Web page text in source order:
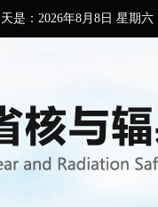
是： 2026年8月8日 星期六